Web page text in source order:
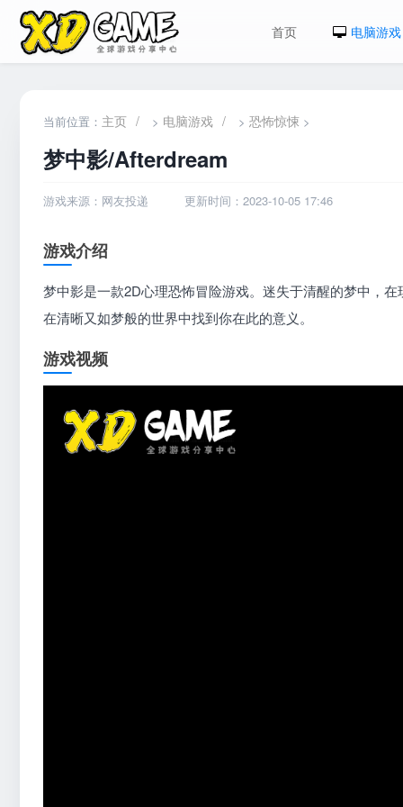
首页 电脑游戏
当前位置： 主页 / > 电脑游戏 / > 恐怖惊悚 >
梦中影/Afterdream
游戏来源：网友投递 更新时间：2023-10-05 17:46
游戏介绍
梦中影是一款2D心理恐怖冒险游戏。迷失于清醒的梦中，
在清晰又如梦般的世界中找到你在此的意义。
游戏视频